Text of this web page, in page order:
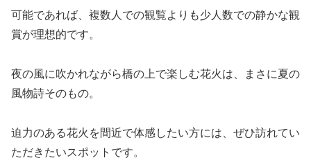
可能であれば、複数人での観覧よりも少人数での静かな観
賞が理想的です。
夜の風に吹かれながら橋の上で楽しむ花火は、まさに夏の
風物詩そのもの。
迫力のある花火を間近で体感したい方には、ぜひ訪れてい
ただきたいスポットです。